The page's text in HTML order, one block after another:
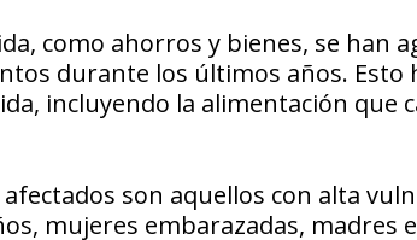
como ahorros y bienes, se han
durante los últimos años. Esto
incluyendo la alimentación que
son aquellos con alta
mujeres embarazadas, madres